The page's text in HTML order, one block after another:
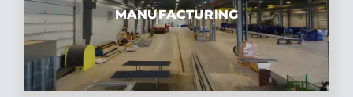
MANUFACTURING